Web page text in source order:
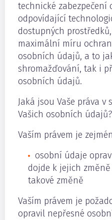
technické zabezpečení
odpovídající
dostupných
maximální míru
osobních údajů, a to
shromažďování, tak i
osobních údajů.
Jaká jsou Vaše práva
Vašich osobních údajů?
Vaším právem je
osobní údaje
dojde k jejich
takové změně
Vaším právem je
opravil nepřesné